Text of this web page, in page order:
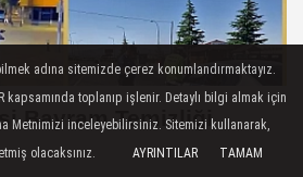
Bayram Temizliği
adına sitemizde çerez konumlandırmaktayız.
kapsamında toplanıp işlenir. Detaylı bilgi almak için
Metnimizi inceleyebilirsiniz. Sitemizi kullanarak,
olacaksınız.
AYRINTILAR TAMAM